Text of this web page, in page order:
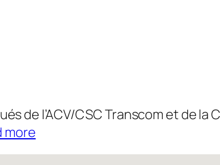
de l’ACV/CSC Transcom et de la
more:
Actualité